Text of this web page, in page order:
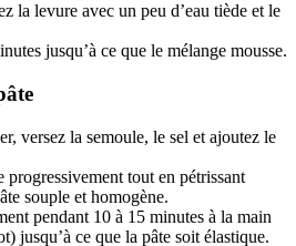
la levure avec un peu d’eau tiède et le
jusqu’à ce que le mélange mousse.
versez la semoule, le sel et ajoutez le
progressivement tout en pétrissant
souple et homogène.
pendant 10 à 15 minutes à la main
jusqu’à ce que la pâte soit élastique.